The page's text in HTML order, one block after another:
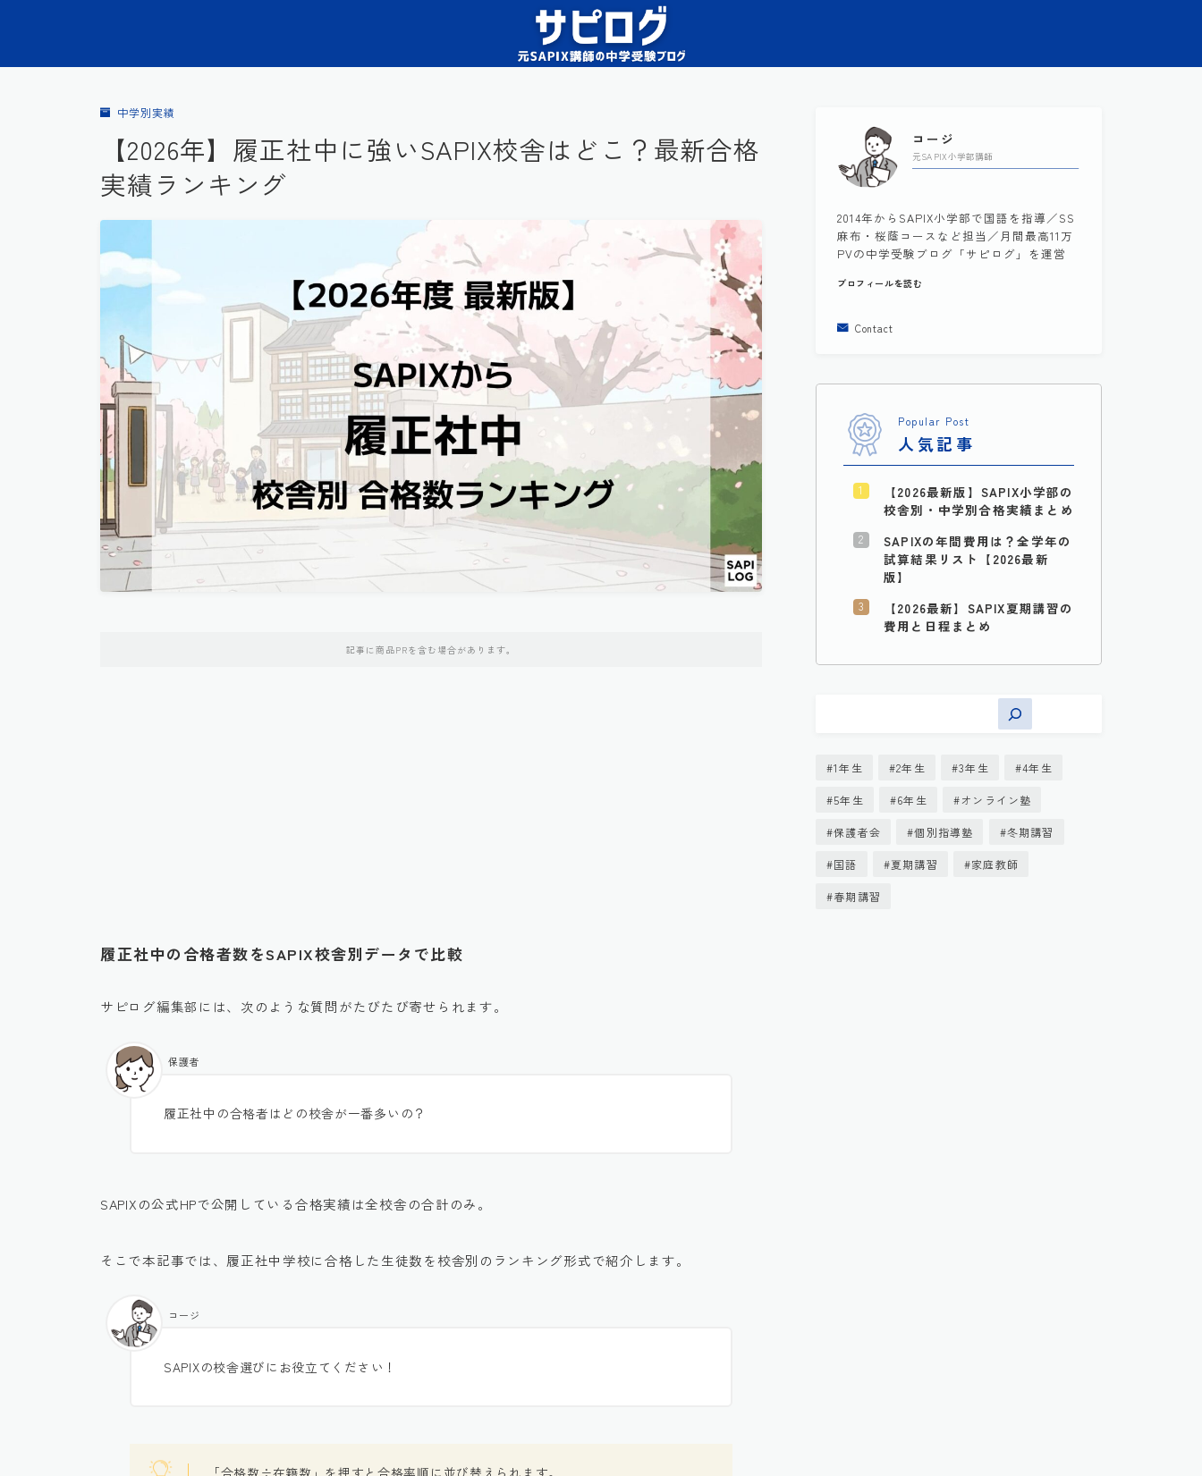
中学別実績
【2026年】履正社中に強いSAPIX校舎はどこ？最新合格
実績ランキング
記事に商品PRを含む場合があります。
履正社中の合格者数をSAPIX校舎別データで比較
サピログ編集部には、次のような質問がたびたび寄せられます。
履正社中の合格者はどの校舎が一番多いの？
保護者
SAPIXの公式HPで公開している合格実績は全校舎の合計のみ。
そこで本記事では、履正社中学校に合格した生徒数を校舎別のランキング形式で紹介します。
SAPIXの校舎選びにお役立てください！
コージ
「合格数÷在籍数」を押すと合格率順に並び替えられます。
コージ
元SAPIX小学部講師
2014年からSAPIX小学部で国語を指導／SS
麻布・桜蔭コースなど担当／月間最高11万
PVの中学受験ブログ「サピログ」を運営
プロフィールを読む
Contact
Popular Post
人気記事
【2026最新版】SAPIX小学部の
校舎別・中学別合格実績まとめ
SAPIXの年間費用は？全学年の
試算結果リスト【2026最新
版】
【2026最新】SAPIX夏期講習の
費用と日程まとめ
1年生 2年生 3年生 4年生
5年生 6年生 オンライン塾
保護者会 個別指導塾 冬期講習
国語 夏期講習 家庭教師
春期講習